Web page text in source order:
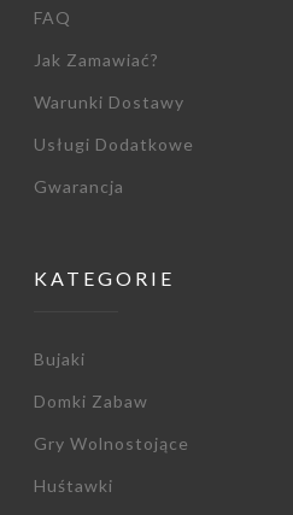
FAQ
Jak Zamawiać?
Warunki Dostawy
Usługi Dodatkowe
Gwarancja
KATEGORIE
Bujaki
Domki Zabaw
Gry Wolnostojące
Huśtawki